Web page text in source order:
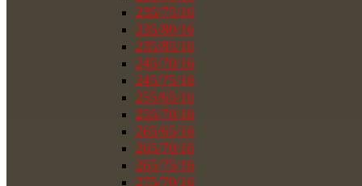
235/75/16
235/80/16
235/85/16
245/70/16
245/75/16
255/65/16
255/70/16
265/65/16
265/70/16
265/75/16
275/70/16